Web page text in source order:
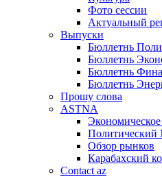
Фото сессии
Актуальный
Выпуски
Бюллетнь
Бюллетнь
Бюллетнь
Бюллетнь
Прошу слова
ASTNA
Политический
Обзор рынков
Карабахский
Contact az